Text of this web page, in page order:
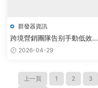
群發器資訊
跨境營銷團隊告别手動低效，
AI飛機群發器與TG助手采購方
2026-04-29
上一頁 1 2 3